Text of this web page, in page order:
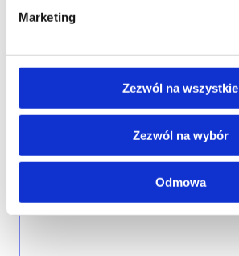
Marketing
Zezwól na wszystkie
Zezwól na wybór
Odmowa
wybierz województwo